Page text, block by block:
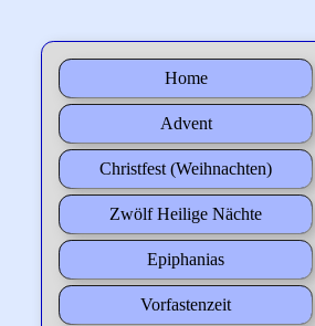
Home
Advent
Christfest (Weihnachten)
Zwölf Heilige Nächte
Epiphanias
Vorfastenzeit